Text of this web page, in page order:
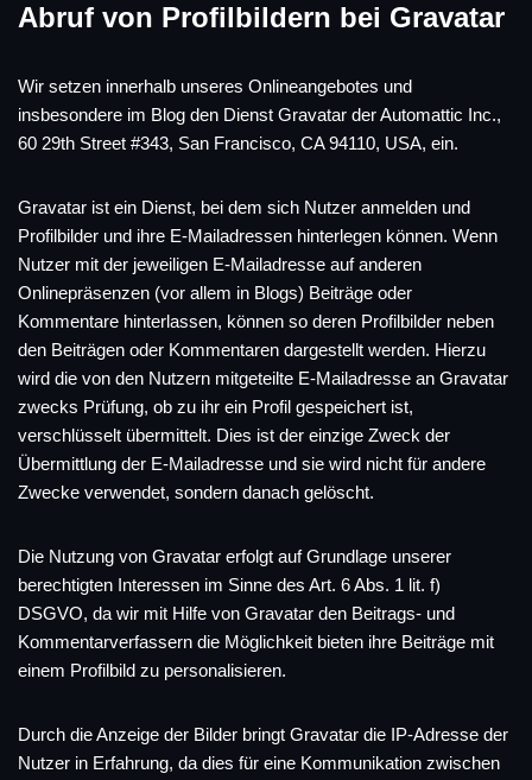
Abruf von Profilbildern bei Gravatar
Wir setzen innerhalb unseres Onlineangebotes und
insbesondere im Blog den Dienst Gravatar der Automattic Inc.,
60 29th Street #343, San Francisco, CA 94110, USA, ein.
Gravatar ist ein Dienst, bei dem sich Nutzer anmelden und
Profilbilder und ihre E-Mailadressen hinterlegen können. Wenn
Nutzer mit der jeweiligen E-Mailadresse auf anderen
Onlinepräsenzen (vor allem in Blogs) Beiträge oder
Kommentare hinterlassen, können so deren Profilbilder neben
den Beiträgen oder Kommentaren dargestellt werden. Hierzu
wird die von den Nutzern mitgeteilte E-Mailadresse an Gravatar
zwecks Prüfung, ob zu ihr ein Profil gespeichert ist,
verschlüsselt übermittelt. Dies ist der einzige Zweck der
Übermittlung der E-Mailadresse und sie wird nicht für andere
Zwecke verwendet, sondern danach gelöscht.
Die Nutzung von Gravatar erfolgt auf Grundlage unserer
berechtigten Interessen im Sinne des Art. 6 Abs. 1 lit. f)
DSGVO, da wir mit Hilfe von Gravatar den Beitrags- und
Kommentarverfassern die Möglichkeit bieten ihre Beiträge mit
einem Profilbild zu personalisieren.
Durch die Anzeige der Bilder bringt Gravatar die IP-Adresse der
Nutzer in Erfahrung, da dies für eine Kommunikation zwischen